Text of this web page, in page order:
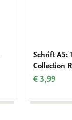
Schrift A5:
Collection
€ 3,99